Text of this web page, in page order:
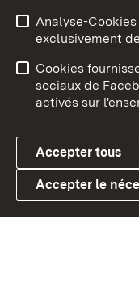
Link zum
Conseils d'utilisation
Cookies
Analyse-
exclusivement
Cookies
sociaux de
activés sur
Accepter tous
Accepter le